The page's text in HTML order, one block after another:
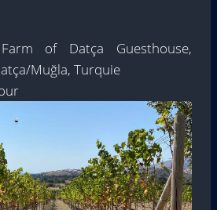
of Datça Guesthouse,
Muğla, Turquie